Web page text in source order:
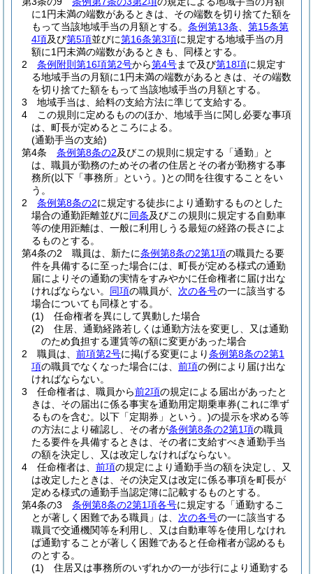
に1円未満の端数があるときは、その端数を切り捨てた額を
もって当該地域手当の月額とする。 条例第13条
第15条第
4項及び第5項並びに第16条第3項に規定する地域手当の月
額に1円未満の端数があるときも、同様とする。
2
条例附則第16項第2号から第4号まで及び第18項に規定す
る地域手当の月額に1円未満の端数があるときは、その端数
を切り捨てた額をもって当該地域手当の月額とする。
3
地域手当は、給料の支給方法に準じて支給する。
4
この規則に定めるもののほか、地域手当に関し必要な事項
は、町長が定めるところによる。
(通勤手当の支給)
第4条
条例第8条の2及びこの規則に規定する「通勤」と
は、職員が勤務のためその者の住居とその者が勤務する事
務所(以下「事務所」という。)との間を往復することをい
う。
2
条例第8条の2に規定する徒歩により通勤するものとした
場合の通勤距離並びに同条及びこの規則に規定する自動車
等の使用距離は、一般に利用しうる最短の経路の長さによ
るものとする。
第4条の2
職員は、新たに条例第8条の2第1項の職員たる要
件を具備するに至った場合には、町長が定める様式の通勤
届によりその通勤の実情をすみやかに任命権者に届け出な
ければならない。 同項の職員が、 次の各号の一に該当する
場合についても同様とする。
(1)
任命権者を異にして異動した場合
(2)
住居、通勤経路若しくは通勤方法を変更し、又は通勤
のため負担する運賃等の額に変更があった場合
2
職員は、 前項第2号に掲げる変更により条例第8条の2第1
項の職員でなくなった場合には、 前項の例により届け出な
ければならない。
3
任命権者は、職員から前2項の規定による届出があったと
きは、その届出に係る事実を通勤用定期乗車券(これに準ず
るものを含む。以下「定期券」という。)の提示を求める等
の方法により確認し、その者が条例第8条の2第1項の職員
たる要件を具備するときは、その者に支給すべき通勤手当
の額を決定し、又は改定しなければならない。
4
任命権者は、 前項の規定により通勤手当の額を決定し、又
は改定したときは、その決定又は改定に係る事項を町長が
定める様式の通勤手当認定簿に記載するものとする。
第4条の3
条例第8条の2第1項各号に規定する「通勤するこ
とが著しく困難である職員」は、 次の各号の一に該当する
職員で交通機関等を利用し、又は自動車等を使用しなけれ
ば通勤することが著しく困難であると任命権者が認めるも
のとする。
(1)
住居又は事務所のいずれかの一が歩行により通勤する